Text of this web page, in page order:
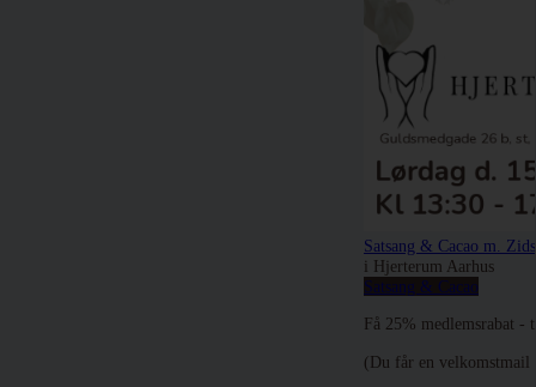
Satsang & Cacao m.
i Hjerterum Aarhus
Satsang & Cacao
Få 25% medlemsrabat -
(Du får en velkomstmail